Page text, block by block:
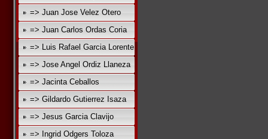
=> Juan Jose Velez Otero
=> Juan Carlos Ordas Coria
=> Luis Rafael Garcia Lorente
=> Jose Angel Ordiz Llaneza
=> Jacinta Ceballos
=> Gildardo Gutierrez Isaza
=> Jesus Garcia Clavijo
=> Ingrid Odgers Toloza